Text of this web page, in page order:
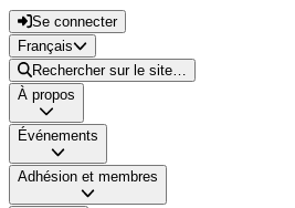
Se connecter
Français
Rechercher sur le site…
À propos
Événements
Adhésion et membres